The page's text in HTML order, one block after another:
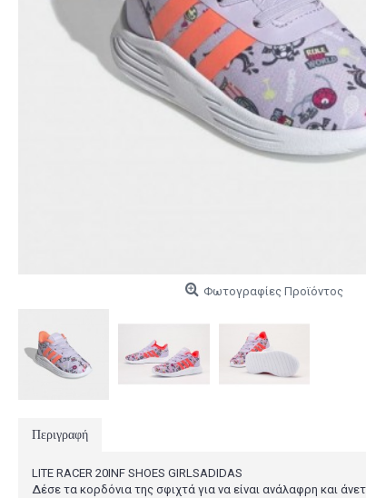
Φωτογραφίες Προϊόντος
Περιγραφή
LITE RACER 20INF SHOES GIRLSADIDAS
Δέσε τα κορδόνια της σφιχτά για να είναι ανάλαφρη και